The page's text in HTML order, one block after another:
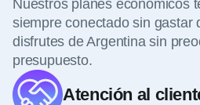
Nuestros planes económicos
siempre conectado sin gastar
disfrutes de Argentina sin
presupuesto.
Atención al